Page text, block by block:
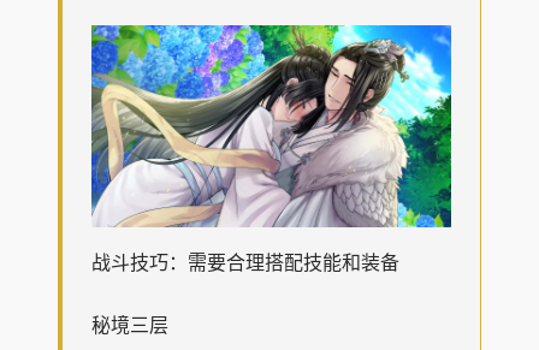
战斗技巧：需要合理搭配技能和装备
秘境三层